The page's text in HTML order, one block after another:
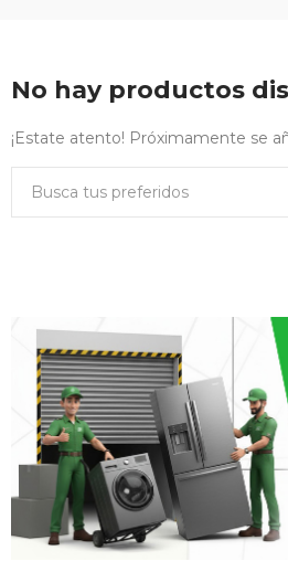
No hay productos
¡Estate atento! Próximamente se